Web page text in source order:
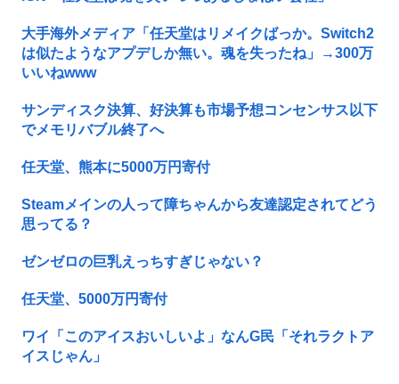
大手海外メディア「任天堂はリメイクばっか。Switch2
は似たようなアプデしか無い。魂を失ったね」→300万
いいねwww
サンディスク決算、好決算も市場予想コンセンサス以下
でメモリバブル終了へ
任天堂、熊本に5000万円寄付
Steamメインの人って障ちゃんから友達認定されてどう
思ってる？
ゼンゼロの巨乳えっちすぎじゃない？
任天堂、5000万円寄付
ワイ「このアイスおいしいよ」なんG民「それラクトア
イスじゃん」